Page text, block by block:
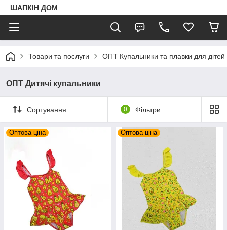
ШАПКIН ДОМ
Товари та послуги ОПТ Купальники та плавки для дітей і
ОПТ Дитячі купальники
Сортування 0 Фільтри
Оптова ціна Оптова ціна